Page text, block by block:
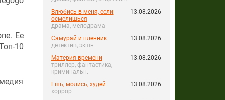
Влюбись в меня, если
осмелишься
драма, мелодрама
13.08.2026
Самурай и пленник
детектив, экшн
13.08.2026
Материя времени
триллер, фантастика,
криминальн.
13.08.2026
Ешь, молись, худей
хоррор
13.08.2026
Ее
10